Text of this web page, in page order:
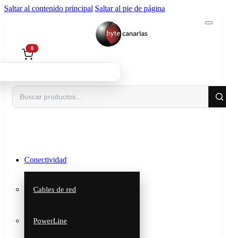
Saltar al contenido principal Saltar al pie de página
Buscar
0
Conectividad
Cables de red
PowerLine